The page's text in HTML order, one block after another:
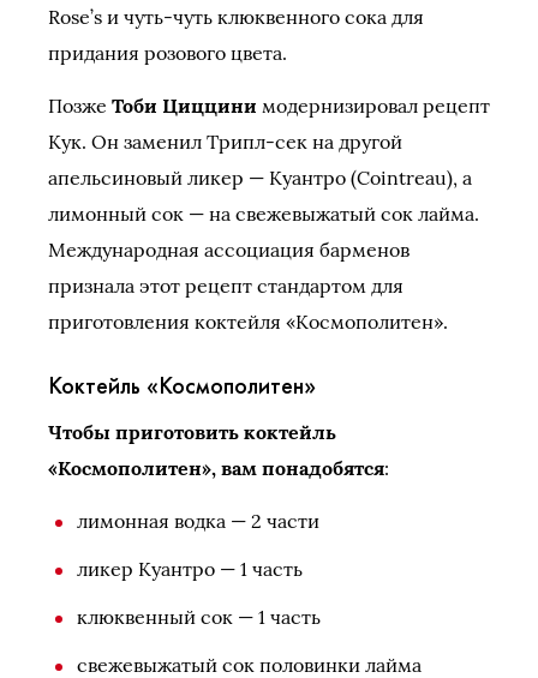
Rose’s и чуть-чуть клюквенного сока для
придания розового цвета.
Позже Тоби Циццини модернизировал рецепт
Кук. Он заменил Трипл-сек на другой
апельсиновый ликер — Куантро (Cointreau), а
лимонный сок — на свежевыжатый сок лайма.
Международная ассоциация барменов
признала этот рецепт стандартом для
приготовления коктейля «Космополитен».
Коктейль «Космополитен»
Чтобы приготовить коктейль
«Космополитен», вам понадобятся:
лимонная водка — 2 части
ликер Куантро — 1 часть
клюквенный сок — 1 часть
свежевыжатый сок половинки лайма